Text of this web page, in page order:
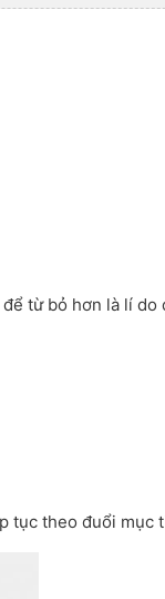
từ bỏ hơn là lí do
tục theo đuổi mục